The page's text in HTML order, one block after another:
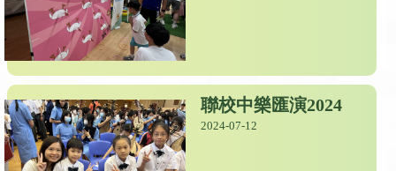
聯校中樂匯演2024
2024-07-12